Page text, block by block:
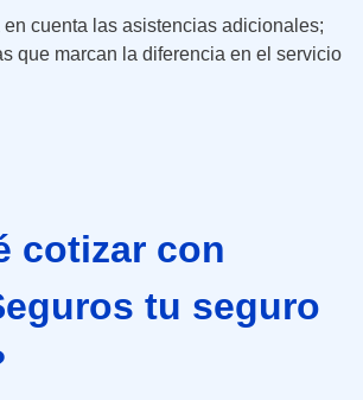
en cuenta las asistencias adicionales;
que marcan la diferencia en el servicio
cotizar con
tu seguro